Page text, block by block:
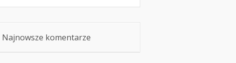
Najnowsze komentarze